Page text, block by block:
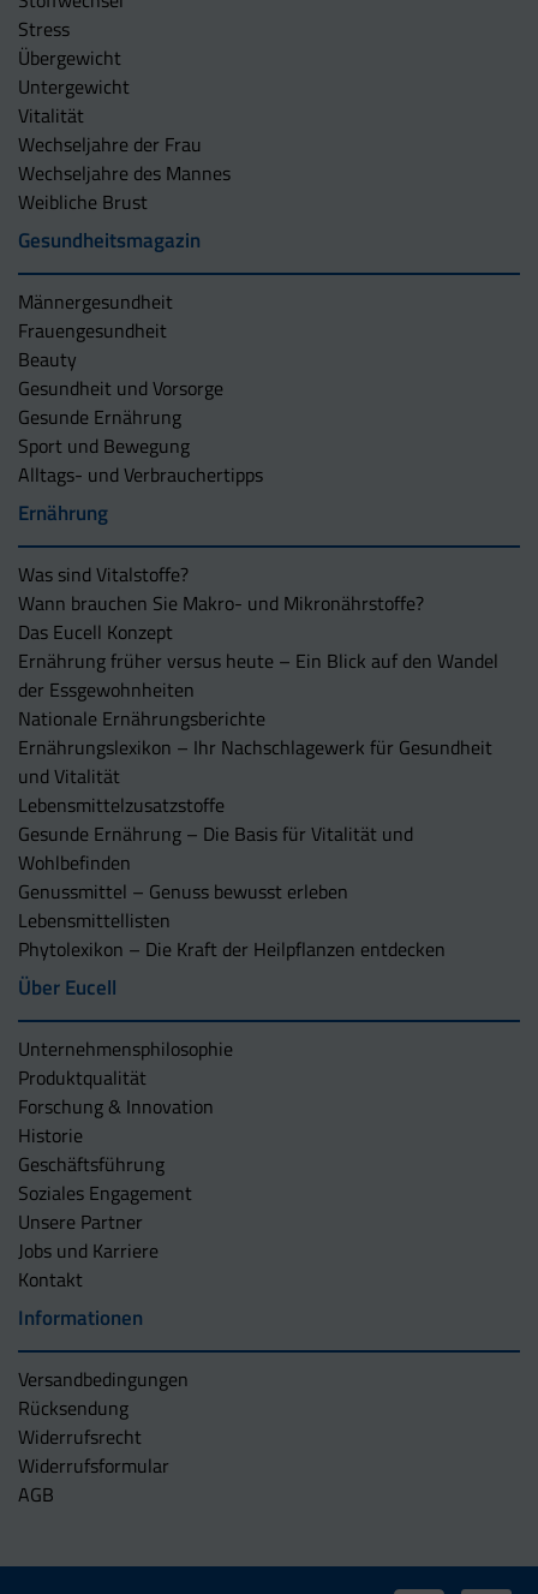
Stress
Übergewicht
Untergewicht
Vitalität
Wechseljahre der Frau
Wechseljahre des Mannes
Weibliche Brust
Gesundheitsmagazin
Männergesundheit
Frauengesundheit
Beauty
Gesundheit und Vorsorge
Gesunde Ernährung
Sport und Bewegung
Alltags- und Verbrauchertipps
Ernährung
Was sind Vitalstoffe?
Wann brauchen Sie Makro- und Mikronährstoffe?
Das Eucell Konzept
Ernährung früher versus heute – Ein Blick auf den Wandel
der Essgewohnheiten
Nationale Ernährungsberichte
Ernährungslexikon – Ihr Nachschlagewerk für Gesundheit
und Vitalität
Lebensmittelzusatzstoffe
Gesunde Ernährung – Die Basis für Vitalität und
Wohlbefinden
Genussmittel – Genuss bewusst erleben
Lebensmittellisten
Phytolexikon – Die Kraft der Heilpflanzen entdecken
Über Eucell
Unternehmens­philosophie
Produktqualität
Forschung & Innovation
Historie
Geschäftsführung
Soziales Engagement
Unsere Partner
Jobs und Karriere
Kontakt
Informationen
Versandbedingungen
Rücksendung
Widerrufsrecht
Widerrufsformular
AGB